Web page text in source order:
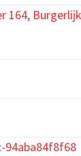
94aba84f8f68